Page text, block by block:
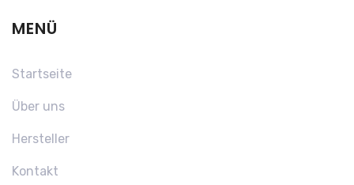
MENÜ
Startseite
Über uns
Hersteller
Kontakt